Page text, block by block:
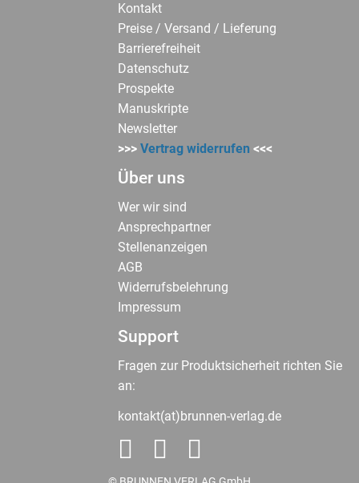
Kontakt
Preise / Versand / Lieferung
Barrierefreiheit
Datenschutz
Prospekte
Manuskripte
Newsletter
>>>Vertrag widerrufen <<<
Über uns
Wer wir sind
Ansprechpartner
Stellenanzeigen
AGB
Widerrufsbelehrung
Impressum
Support
Fragen zur Produktsicherheit richten Sie
an:
kontakt(at)brunnen-verlag.de